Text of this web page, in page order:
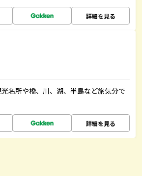
詳細を見る
名所や橋、川、湖、半島など旅気分で
詳細を見る